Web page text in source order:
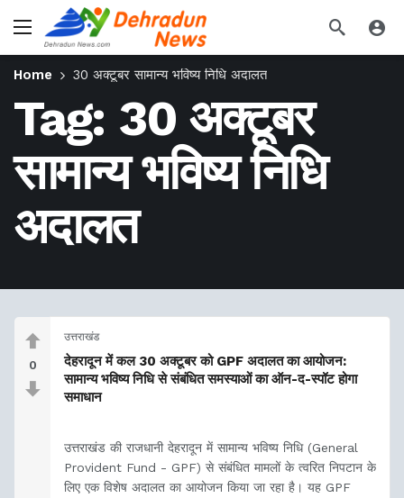
Home 30 अक्टूबर सामान्य भविष्य निधि अदालत
Tag: 30 अक्टूबर
सामान्य भविष्य निधि
अदालत
0
उत्तराखंड
देहरादून में कल 30 अक्टूबर को GPF अदालत का आयोजन:
सामान्य भविष्य निधि से संबंधित समस्याओं का ऑन-द-स्पॉट होगा
समाधान
उत्तराखंड की राजधानी देहरादून में सामान्य भविष्य निधि (General
Provident Fund - GPF) से संबंधित मामलों के त्वरित निपटान के
लिए एक विशेष अदालत का आयोजन किया जा रहा है। यह GPF